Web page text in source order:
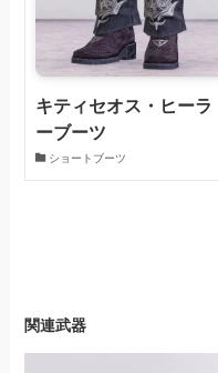
キティセオス・ヒーラ
ーブーツ
ショートブーツ
関連武器